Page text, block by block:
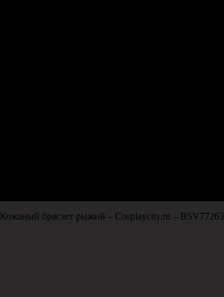
Кожаный браслет рыжий – Сosplaycity.ru –